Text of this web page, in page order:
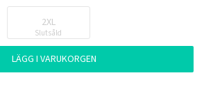
2XL
Slutsåld
LÄGG I VARUKORGEN